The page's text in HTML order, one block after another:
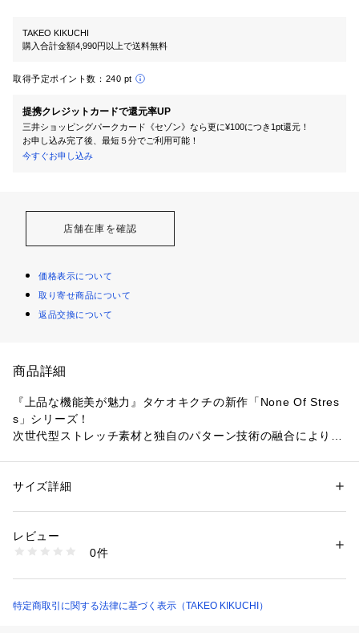
TAKEO KIKUCHI
購入合計金額4,990円以上で送料無料
取得予定ポイント数： 240 pt
提携クレジットカードで還元率UP
三井ショッピングパークカード《セゾン》なら更に¥100につき1pt還元！
お申し込み完了後、最短５分でご利用可能！
今すぐお申し込み
店舗在庫を確認
価格表示について
取り寄せ商品について
返品交換について
商品詳細
『上品な機能美が魅力』タケオキクチの新作「None Of Stres
s」シリーズ！
次世代型ストレッチ素材と独自のパターン技術の融合により、
＜素材へのこだわり＞
合繊素材に珍しいピンヘッド柄が、どんなシーンにも対応可能
にしてくれます。
パターン技術により、丸みのある肩回りとほどよい立体感を持
性別：メンズ
素材：表地: ナイロン78％ ポリエステル12％ ポリウレタン10％ 裏地: ポ
生産国：中国製
1603000009692
サイズ詳細
レビュー
0件
特定商取引に関する法律に基づく表示（TAKEO KIKUCHI）